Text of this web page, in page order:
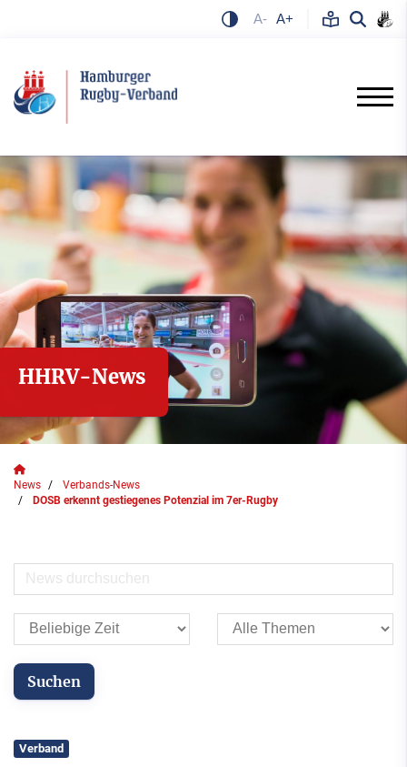
A- A+
HHRV-News
News
Verbands-News
DOSB erkennt gestiegenes Potenzial im 7er-Rugby
Verband